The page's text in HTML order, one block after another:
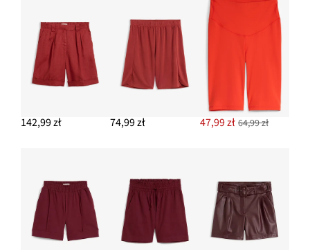
Torebka słomkowa na ramię
84,99 zł
DODAJ DO KOSZYKA
142,99 zł 74,99 zł 47,99 zł 64,99 zł